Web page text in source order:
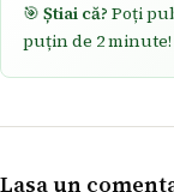
🎯 Știai că? Poți
puțin de 2
Lasa un